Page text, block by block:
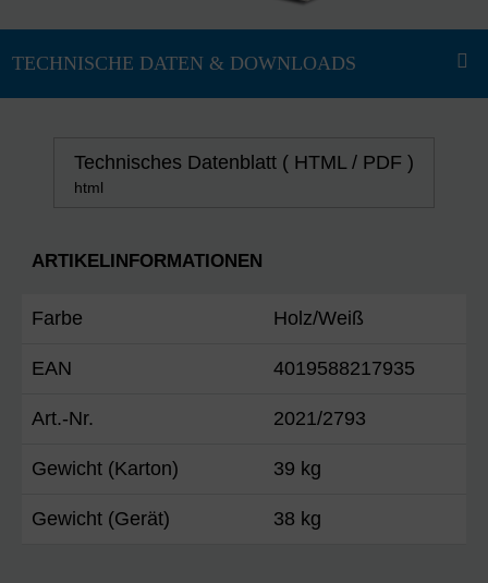
Technisches Datenblatt ( HTML / PDF )
html
ARTIKELINFORMATIONEN
Farbe Holz/Weiß
EAN 4019588217935
Art.-Nr. 2021/2793
Gewicht (Karton) 39 kg
Gewicht (Gerät) 38 kg